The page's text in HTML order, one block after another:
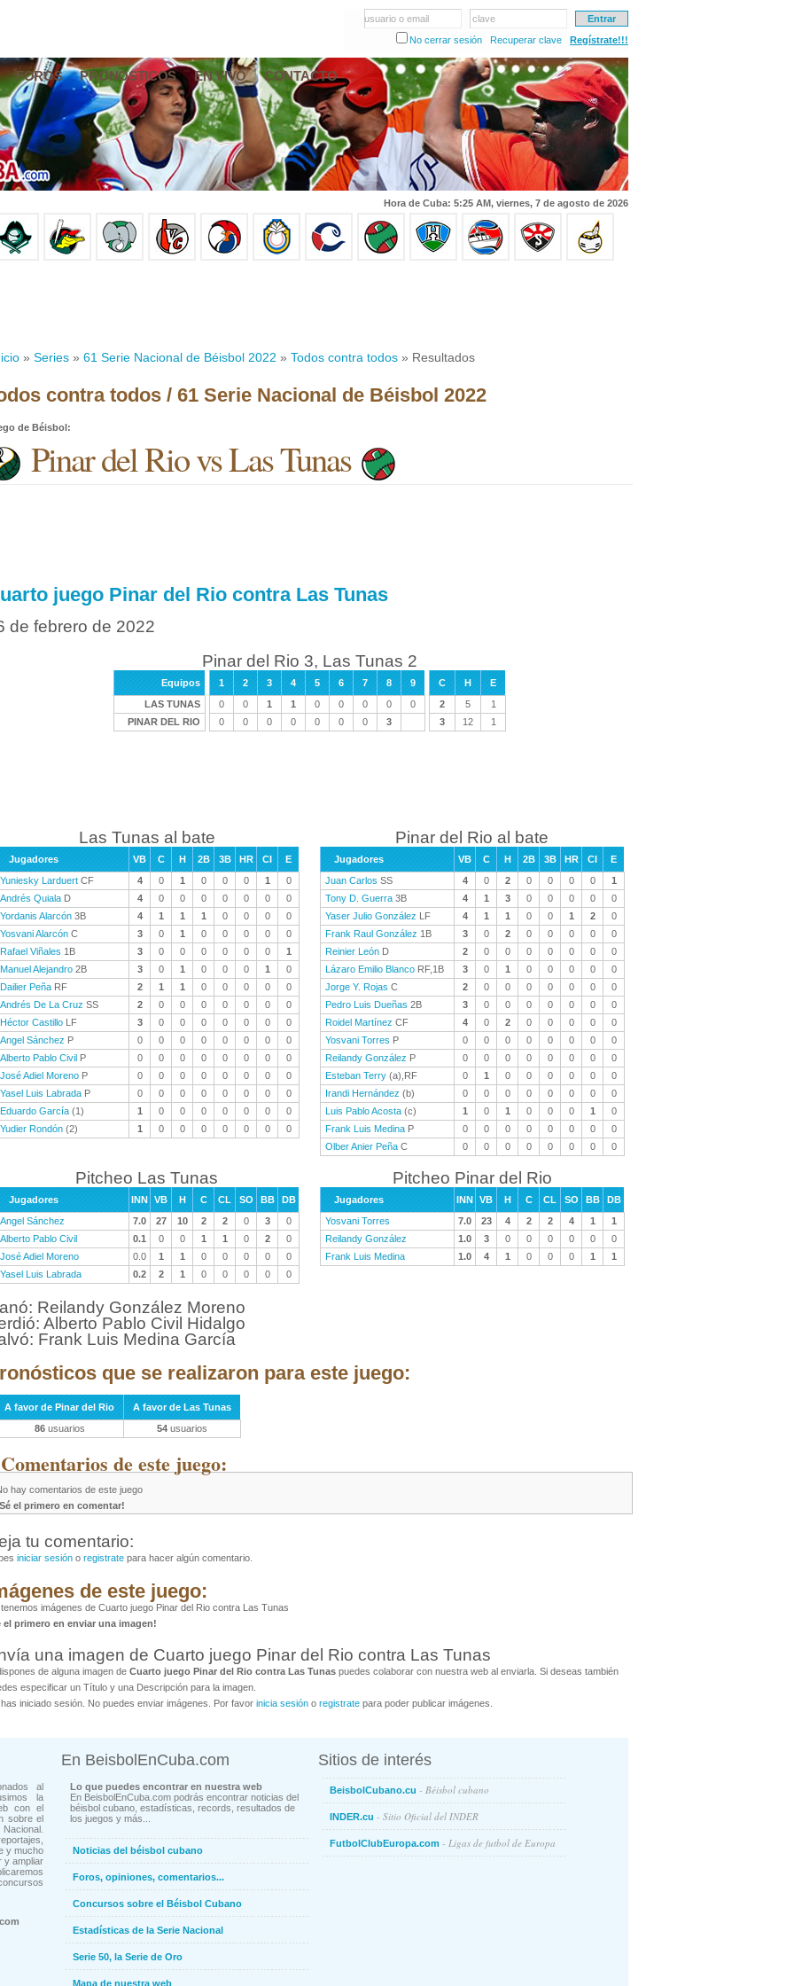
usuario o email
clave
No cerrar sesión
Recuperar clave Regístrate!!!
FOROS PRONÓSTICOS EN VIVO CONTACTO
Hora de Cuba: 5:25 AM, viernes, 7 de agosto de 2026
» Series » 61 Serie Nacional de Béisbol 2022 » Todos contra todos » Resultados
contra todos / 61 Serie Nacional de Béisbol 2022
de Béisbol:
Pinar del Rio vs Las Tunas
juego Pinar del Rio contra Las Tunas
de febrero de 2022
Pinar del Rio 3, Las Tunas 2
Equipos 1 2 3 4 5 6 7 8 9 C H
E
LAS TUNAS
0 0 1 1 0 0 0 0 0 2 5
1
PINAR DEL RIO
0 0 0 0 0 0 0 3 3 12 1
Las Tunas al bate
Jugadores VB C H 2B 3B HR CI
E
Yuniesky Larduert CF 4 0 1 0 0 0 1
0
Andrés Quiala D 4 0 0 0 0 0 0
0
Yordanis Alarcón 3B 4 1 1 1 0 0 0
0
Yosvani Alarcón C 3 0 1 0 0 0 0
0
Rafael Viñales 1B 3 0 0 0 0 0 0
1
Manuel Alejandro 2B 3 0 1 0 0 0 1
0
Dailier Peña RF 2 1 1 0 0 0 0
0
Andrés De La Cruz SS 2 0 0 0 0 0 0
0
Héctor Castillo LF 3 0 0 0 0 0 0
0
Angel Sánchez P 0 0 0 0 0 0 0
0
Alberto Pablo Civil P 0 0 0 0 0 0 0
0
José Adiel Moreno P 0 0 0 0 0 0 0
0
Yasel Luis Labrada P 0 0 0 0 0 0 0
0
Eduardo García (1) 1 0 0 0 0 0 0
0
Yudier Rondón (2) 1 0 0 0 0 0 0 0
Pinar del Rio al bate
Jugadores VB C H 2B 3B HR CI
E
Juan Carlos SS 4 0 2 0 0 0 0
1
Tony D. Guerra 3B 4 1 3 0 0 0 0
0
Yaser Julio González LF 4 1 1 0 0 1 2
0
Frank Raul González 1B 3 0 2 0 0 0 0
0
Reinier León D 2 0 0 0 0 0 0
0
Lázaro Emilio Blanco RF,1B 3 0 1 0 0 0 0
0
Jorge Y. Rojas C 2 0 0 0 0 0 0
0
Pedro Luis Dueñas 2B 3 0 0 0 0 0 0
0
Roidel Martínez CF 4 0 2 0 0 0 0
0
Yosvani Torres P 0 0 0 0 0 0 0
0
Reilandy González P 0 0 0 0 0 0 0
0
Esteban Terry (a),RF 0 1 0 0 0 0 0
0
Irandi Hernández (b) 0 0 0 0 0 0 0
0
Luis Pablo Acosta (c) 1 0 1 0 0 0 1
0
Frank Luis Medina P 0 0 0 0 0 0 0
0
Olber Anier Peña C 0 0 0 0 0 0 0 0
Pitcheo Las Tunas
Jugadores INN VB H C CL SO BB
DB
Angel Sánchez
7.0 27 10 2 2 0 3
0
Alberto Pablo Civil
0.1 0 0 1 1 0 2
0
José Adiel Moreno
0.0 1 1 0 0 0 0
0
Yasel Luis Labrada
0.2 2 1 0 0 0 0 0
Pitcheo Pinar del Rio
Jugadores INN VB H C CL SO BB
DB
Yosvani Torres
7.0 23 4 2 2 4 1
1
Reilandy González
1.0 3 0 0 0 0 0
0
Frank Luis Medina
1.0 4 1 0 0 0 1 1
Reilandy González Moreno
Alberto Pablo Civil Hidalgo
Frank Luis Medina García
que se realizaron para este juego:
A favor de Pinar del Rio
A favor de Las Tunas
86usuarios 54 usuarios
de este juego:
hay comentarios de este juego
el primero en comentar!
tu comentario:
iniciar sesión o registrate para hacer algún comentario.
de este juego:
tenemos imágenes de Cuarto juego Pinar del Rio contra Las Tunas
el primero en enviar una imagen!
una imagen de Cuarto juego Pinar del Rio contra Las Tunas
de alguna imagen de Cuarto juego Pinar del Rio contra Las Tunas puedes colaborar con nuestra web al enviarla. Si deseas también
especificar un Título y una Descripción para la imagen.
has iniciado sesión. No puedes enviar imágenes. Por favor inicia sesión o registrate para poder publicar imágenes.
al
la
con el
sobre el
y mucho
y ampliar
En BeisbolEnCuba.com
Lo que puedes encontrar en nuestra web
En BeisbolEnCuba.com podrás encontrar noticias del
béisbol cubano, estadísticas, records, resultados de
los juegos y más...
Noticias del béisbol cubano
Foros, opiniones, comentarios...
Concursos sobre el Béisbol Cubano
Estadísticas de la Serie Nacional
Serie 50, la Serie de Oro
Mapa de nuestra web
Sitios de interés
BeisbolCubano.cu - Béisbol cubano
INDER.cu - Sitio Oficial del INDER
FutbolClubEuropa.com - Ligas de futbol de Europa